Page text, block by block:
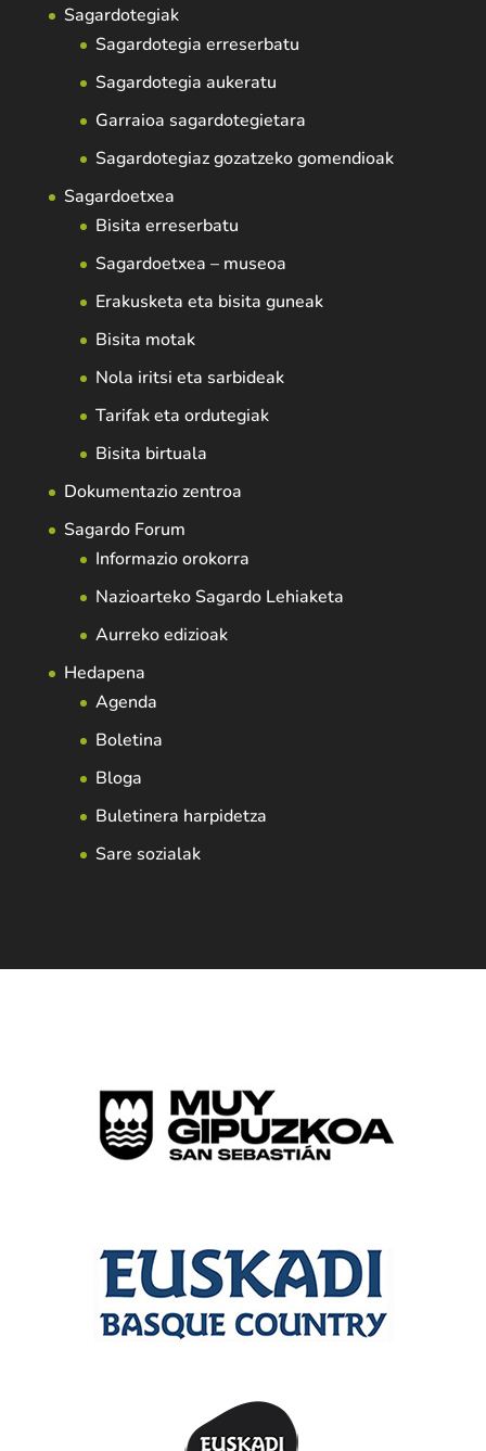
Sagardotegiak
Sagardotegia erreserbatu
Sagardotegia aukeratu
Garraioa sagardotegietara
Sagardotegiaz gozatzeko gomendioak
Sagardoetxea
Bisita erreserbatu
Sagardoetxea – museoa
Erakusketa eta bisita guneak
Bisita motak
Nola iritsi eta sarbideak
Tarifak eta ordutegiak
Bisita birtuala
Dokumentazio zentroa
Sagardo Forum
Informazio orokorra
Nazioarteko Sagardo Lehiaketa
Aurreko edizioak
Hedapena
Agenda
Boletina
Bloga
Buletinera harpidetza
Sare sozialak